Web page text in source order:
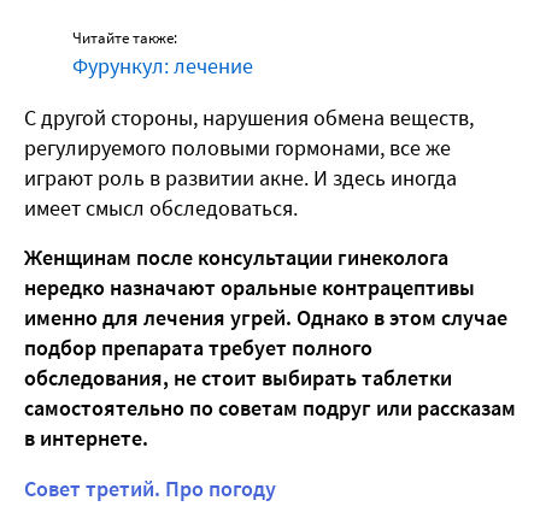
Читайте также:
Фурункул: лечение
С другой стороны, нарушения обмена веществ,
регулируемого половыми гормонами, все же
играют роль в развитии акне. И здесь иногда
имеет смысл обследоваться.
Женщинам после консультации гинеколога
нередко назначают оральные контрацептивы
именно для лечения угрей. Однако в этом случае
подбор препарата требует полного
обследования, не стоит выбирать таблетки
самостоятельно по советам подруг или рассказам
в интернете.
Совет третий. Про погоду